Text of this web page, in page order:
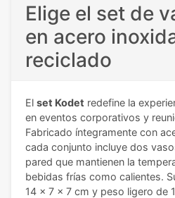
Elige el set de
en acero
reciclado
El set Kodet redefine la
en eventos corporativos y
Fabricado íntegramente con
cada conjunto incluye dos
pared que mantienen la
bebidas frías como calientes.
14 x 7 x 7 cm y peso ligero de